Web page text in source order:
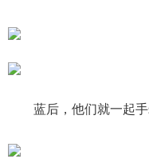
蓝后，他们就一起